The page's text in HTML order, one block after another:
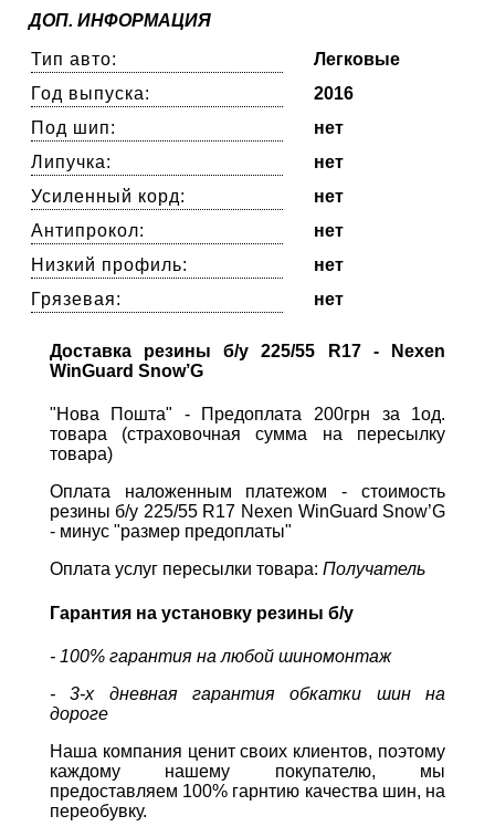
ДОП. ИНФОРМАЦИЯ
Тип авто:
Легковые
Год выпуска:
2016
Под шип:
нет
Липучка:
нет
Усиленный корд:
нет
Антипрокол:
нет
Низкий профиль:
нет
Грязевая:
нет
Доставка резины б/у 225/55 R17 - Nexen
WinGuard Snow’G
"Нова Пошта" - Предоплата 200грн за 1од.
товара (страховочная сумма на пересылку
товара)
Оплата наложенным платежом - стоимость
резины б/у 225/55 R17 Nexen WinGuard Snow’G
- минус "размер предоплаты"
Оплата услуг пересылки товара: Получатель
Гарантия на установку резины б/у
- 100% гарантия на любой шиномонтаж
- 3-х дневная гарантия обкатки шин на
дороге
Наша компания ценит своих клиентов, поэтому
каждому нашему покупателю, мы
предоставляем 100% гарнтию качества шин, на
переобувку.